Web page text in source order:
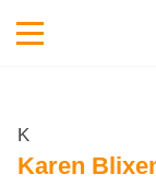
K
Karen